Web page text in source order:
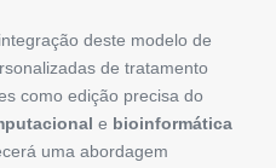
deste modelo de
de tratamento
como edição precisa do
e bioinformática
uma abordagem